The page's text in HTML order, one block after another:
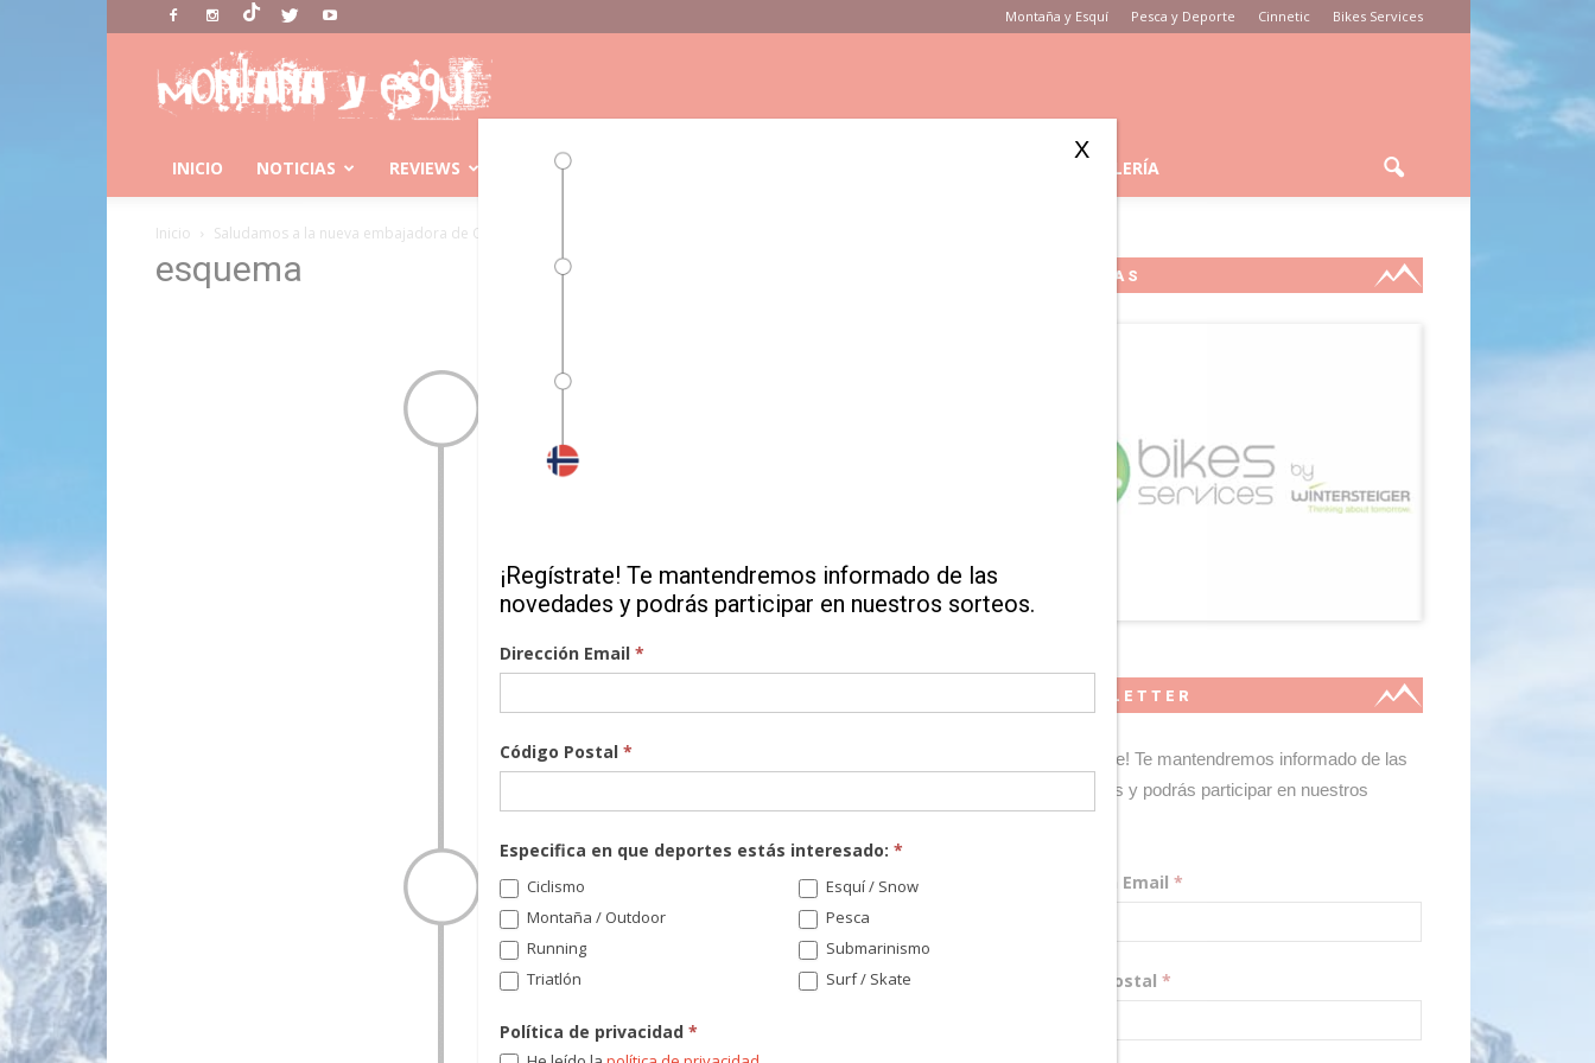
Montaña y Esquí Pesca y Deporte Cinnetic Bikes Services
Y
Esqui
INICIO NOTICIAS REVIEWS CONSEJOS GALERÍA
Inicio Saludamos a la nueva embajadora de Osprey, Kristin Harila
esquema MARCAS
NEWSLETTER
¡Regístrate! Te mantendremos informado de las
novedades y podrás participar en nuestros
Dirección Email *
Código Postal *
¡Regístrate! Te mantendremos informado de las
novedades y podrás participar en nuestros sorteos.
Dirección Email*
Código Postal*
Especifica en que deportes estás interesado:*
Ciclismo
Esquí / Snow
Montaña / Outdoor
Pesca
Running
Submarinismo
Triatlón
Surf / Skate
Política de privacidad*
X